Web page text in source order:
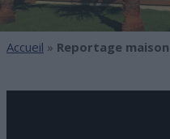
Accueil » Reportage